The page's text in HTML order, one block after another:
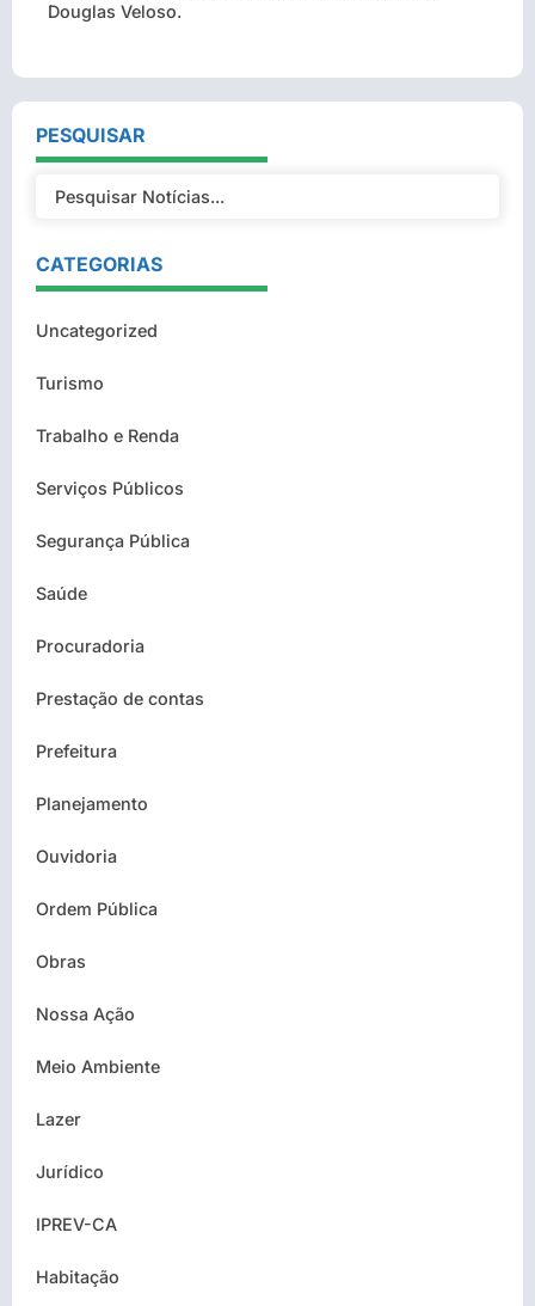
Douglas Veloso.
PESQUISAR
CATEGORIAS
Uncategorized
Turismo
Trabalho e Renda
Serviços Públicos
Segurança Pública
Saúde
Procuradoria
Prestação de contas
Prefeitura
Planejamento
Ouvidoria
Ordem Pública
Obras
Nossa Ação
Meio Ambiente
Lazer
Jurídico
IPREV-CA
Habitação